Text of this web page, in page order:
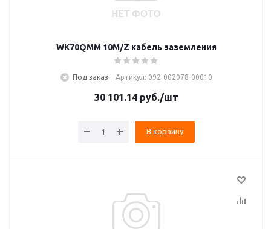
WK70QMM 10M/Z кабель заземления
Под заказ Артикул: 092-002078-00010
30 101.14руб./шт
В корзину